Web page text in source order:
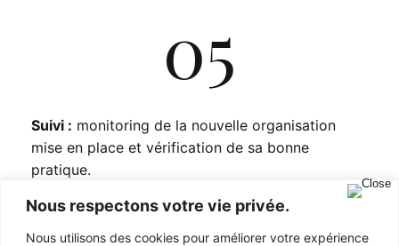
Nous respectons votre vie privée.
Nous utilisons des cookies pour améliorer votre expérience
05
Suivi : monitoring de la nouvelle organisation
mise en place et vérification de sa bonne
pratique.